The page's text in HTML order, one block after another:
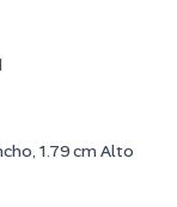
1.79 cm Alto